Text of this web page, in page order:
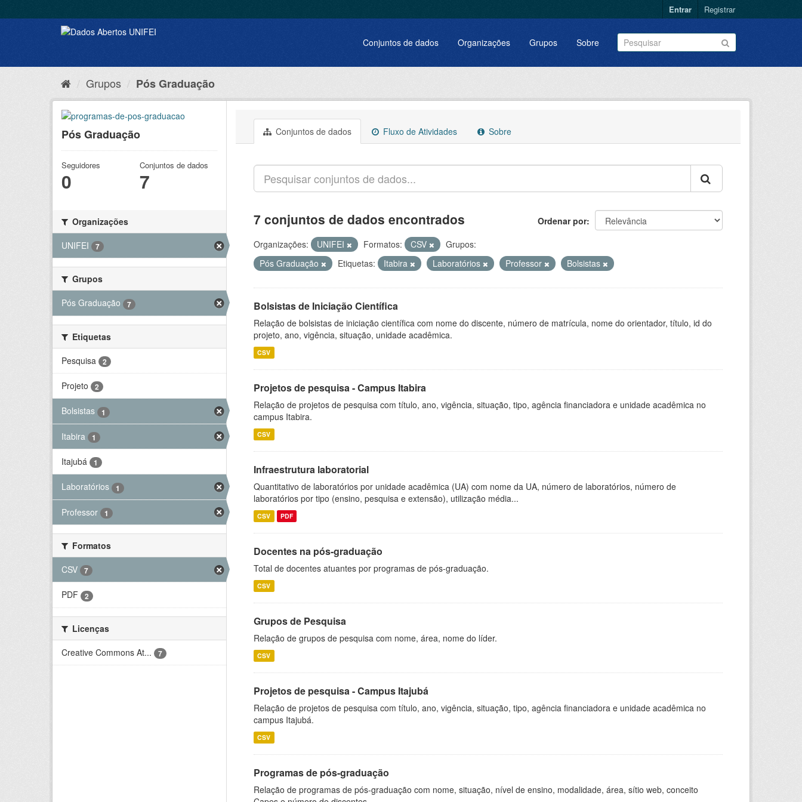
Entrar Registrar
Conjuntos de dados Organizações Grupos Sobre
Grupos Pós Graduação
Pós Graduação
Seguidores
0
Conjuntos de dados
7
Organizações
UNIFEI
7
Grupos
Pós Graduação
7
Etiquetas
Pesquisa
2
Projeto 2
Bolsistas 1
Itabira 1
Itajubá 1
Laboratórios 1
Professor 1
Formatos
CSV
7
PDF 2
Licenças
Creative Commons At...
7
Conjuntos de dados Fluxo de Atividades Sobre
Ordenar por
7 conjuntos de dados encontrados
Organizações: UNIFEI Formatos: CSV
Grupos:
Pós Graduação
Etiquetas: Itabira Laboratórios Professor Bolsistas
Bolsistas de Iniciação Científica
Relação de bolsistas de iniciação científica com nome do discente, número de matrícula, nome do orientador, título, id do
projeto, ano, vigência, situação, unidade acadêmica.
CSV
Projetos de pesquisa - Campus Itabira
Relação de projetos de pesquisa com título, ano, vigência, situação, tipo, agência financiadora e unidade acadêmica no
campus Itabira.
CSV
Infraestrutura laboratorial
Quantitativo de laboratórios por unidade acadêmica (UA) com nome da UA, número de laboratórios, número de
laboratórios por tipo (ensino, pesquisa e extensão), utilização média...
CSV PDF
Docentes na pós-graduação
Total de docentes atuantes por programas de pós-graduação.
CSV
Grupos de Pesquisa
Relação de grupos de pesquisa com nome, área, nome do líder.
CSV
Projetos de pesquisa - Campus Itajubá
Relação de projetos de pesquisa com título, ano, vigência, situação, tipo, agência financiadora e unidade acadêmica no
campus Itajubá.
CSV
Programas de pós-graduação
Relação de programas de pós-graduação com nome, situação, nível de ensino, modalidade, área, sítio web, conceito